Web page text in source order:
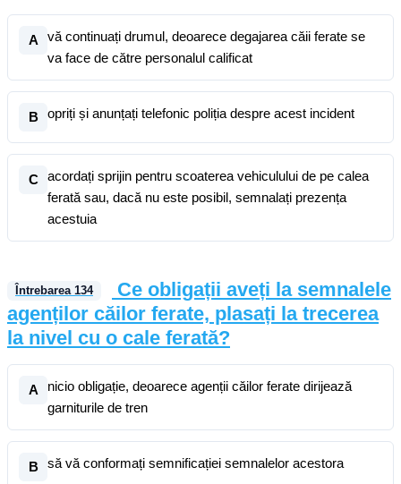
A
vă continuați drumul, deoarece degajarea căii ferate se
va face de către personalul calificat
B opriți și anunțați telefonic poliția despre acest incident
C
acordați sprijin pentru scoaterea vehiculului de pe calea
ferată sau, dacă nu este posibil, semnalați prezența
acestuia
Întrebarea 134
Ce obligații aveți la semnalele
agenților căilor ferate, plasați la trecerea
la nivel cu o cale ferată?
A
nicio obligație, deoarece agenții căilor ferate dirijează
garniturile de tren
B să vă conformați semnificației semnalelor acestora